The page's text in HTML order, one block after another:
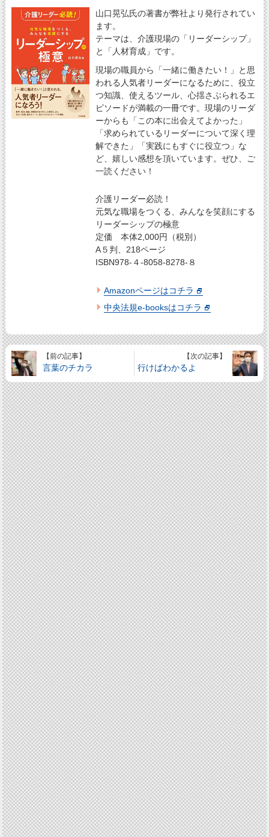
山口晃弘氏の著書が弊社より発行されてい
ます。
テーマは、介護現場の「リーダーシップ」
と「人材育成」です。
現場の職員から「一緒に働きたい！」と思
われる人気者リーダーになるために、役立
つ知識、使えるツール、心揺さぶられるエ
ピソードが満載の一冊です。現場のリーダ
ーからも「この本に出会えてよかった」
「求められているリーダーについて深く理
解できた」「実践にもすぐに役立つ」な
ど、嬉しい感想を頂いています。ぜひ、ご
一読ください！
介護リーダー必読！
元気な職場をつくる、みんなを笑顔にする
リーダーシップの極意
定価 本体2,000円（税別）
A５判、218ページ
ISBN978-４-8058-8278-８
Amazonページはコチラ
中央法規e-booksはコチラ
【前の記事】
言葉のチカラ
【次の記事】
行けばわかるよ